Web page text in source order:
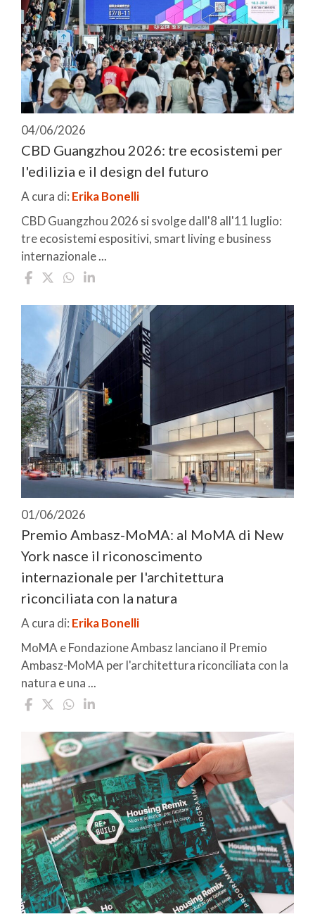
04/06/2026
CBD Guangzhou 2026: tre ecosistemi per
l'edilizia e il design del futuro
A cura di: Erika Bonelli
CBD Guangzhou 2026 si svolge dall'8 all'11 luglio:
tre ecosistemi espositivi, smart living e business
internazionale ...
01/06/2026
Premio Ambasz-MoMA: al MoMA di New
York nasce il riconoscimento
internazionale per l'architettura
riconciliata con la natura
A cura di: Erika Bonelli
MoMA e Fondazione Ambasz lanciano il Premio
Ambasz-MoMA per l'architettura riconciliata con la
natura e una ...